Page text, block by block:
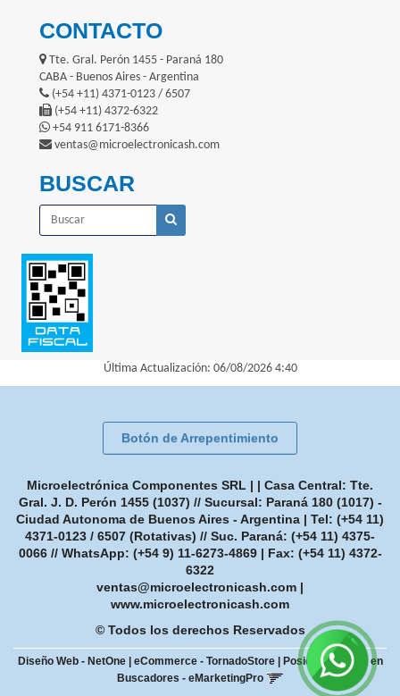
CONTACTO
Tte. Gral. Perón 1455 - Paraná 180
CABA - Buenos Aires - Argentina
(+54 +11) 4371-0123 / 6507
(+54 +11) 4372-6322
+54 911 6171-8366
ventas@microelectronicash.com
BUSCAR
Última Actualización: 06/08/2026 4:40
Botón de Arrepentimiento
Microelectrónica Componentes SRL | | Casa Central: Tte.
Gral. J. D. Perón 1455 (1037) // Sucursal: Paraná 180 (1017) -
Ciudad Autonoma de Buenos Aires - Argentina | Tel: (+54 11)
4371-0123 / 6507 (Rotativas) // Suc. Paraná: (+54 11) 4375-
0066 // WhatsApp: (+54 9) 11-6273-4869| Fax: (+54 11) 4372-
6322
ventas@microelectronicash.com |
www.microelectronicash.com
© Todos los derechos Reservados
Diseño Web - NetOne| eCommerce - TornadoStore| Posicionamiento en
Buscadores - eMarketingPro